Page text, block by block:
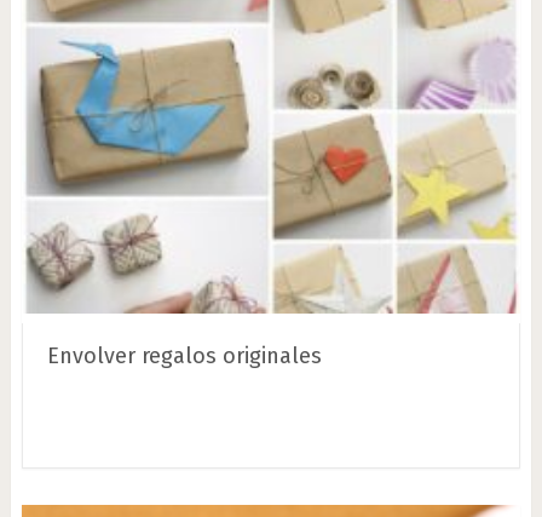
Envolver regalos originales